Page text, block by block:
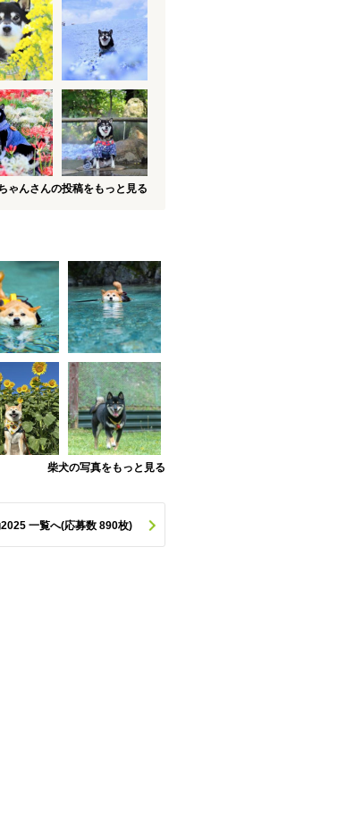
ゃんさんの投稿をもっと見る
柴犬の写真をもっと見る
一覧へ(応募数 890枚)